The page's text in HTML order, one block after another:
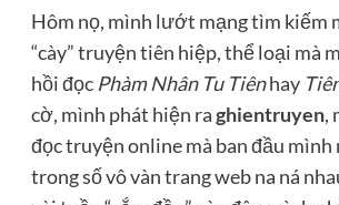
Hôm nọ, mình lướt mạng tìm kiếm
“cày” truyện tiên hiệp, thể loại mà
hồi đọc Phàm Nhân Tu Tiênhay
cờ, mình phát hiện raghientruyen,
đọc truyện online mà ban đầu mình
trong số vô vàn trang web na ná